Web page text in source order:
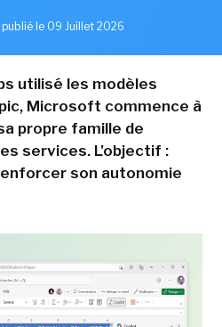
publié le 09 Juillet 2026
utilisé les modèles
Microsoft commence à
propre famille de
services. L'objectif :
son autonomie